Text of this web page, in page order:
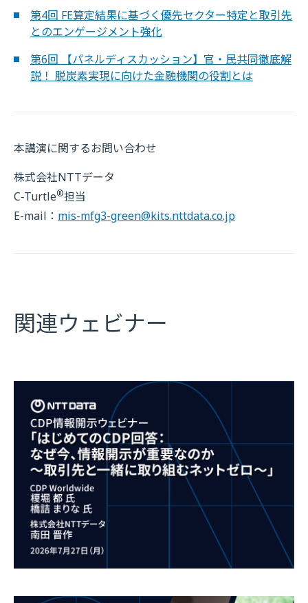
第4回 FE算定結果に基づく優先セクター特定と取引先
とのエンゲージメント強化
第6回 【パネルディスカッション】官・民共同徹底解
説！ 脱炭素実現に向けた金融機関の役割とは
本講演に関するお問い合わせ
株式会社NTTデータ
C-Turtle®担当
E-mail： mis-mfg3-green@kits.nttdata.co.jp
関連ウェビナー